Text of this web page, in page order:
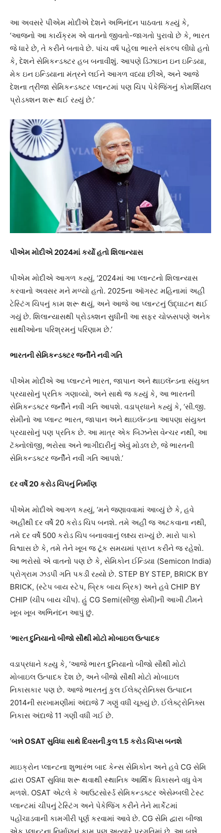
આ અવસરે પીએમ મોદીએ દેશને અભિનંદન પાઠવતા કહ્યું કે,
‘આજનો આ કાર્યક્રમ એ વાતનો જીવતો-જાગતો પુરાવો છે કે, ભારત
જે ધારે છે, તે કરીને બતાવે છે. પાંચ વર્ષ પહેલા ભારતે સંકલ્પ લીધો હતો
કે, દેશને સેમિકન્ડક્ટર હબ બનાવીશું. આપણે ડિઝાઇન ઇન ઇન્ડિયા,
મેક ઇન ઇન્ડિયાના મંત્રને લઈને આગળ વધ્યા છીએ, અને આજે
દેશના ત્રીજા સેમિકન્ડક્ટર પ્લાન્ટમાં પણ ચિપ પેકેજિંગનું કોમર્શિયલ
પ્રોડક્શન શરૂ થઈ રહ્યું છે.’
પીએમ મોદીએ 2024માં કર્યો હતો શિલાન્યાસ
પીએમ મોદીએ આગળ કહ્યું, ‘2024માં આ પ્લાન્ટનો શિલાન્યાસ
કરવાનો અવસર મને મળ્યો હતો. 2025ના ઑગસ્ટ મહિનામાં અહીં
ટેસ્ટિંગ ચિપનું કામ શરૂ થયું, અને આજે આ પ્લાન્ટનું ઉદ્ઘાટન થઈ
ગયું છે. શિલાન્યાસથી પ્રોડક્શન સુધીની આ સફર ચોક્કસપણે અનેક
સાથીઓના પરિશ્રમનું પરિણામ છે.’
ભારતની સેમિકન્ડક્ટર જર્નીને નવી ગતિ
પીએમ મોદીએ આ પ્લાન્ટને ભારત, જાપાન અને થાઇલૅન્ડના સંયુક્ત
પ્રયાસોનું પ્રતિક ગણાવ્યો, અને સાથે જ કહ્યું કે, આ ભારતની
સેમિકન્ડક્ટર જર્નીને નવી ગતિ આપશે. વડાપ્રધાને કહ્યું કે, ‘સી.જી.
સેમીનો આ પ્લાન્ટ ભારત, જાપાન અને થાઇલૅન્ડના આપણા સંયુક્ત
પ્રયાસોનું પણ પ્રતિક છે. આ માત્ર એક બિઝનેસ વેન્ચર નથી, આ
ટૅક્નોલૉજી, ભરોસા અને ભાગીદારીનું એવું મોડલ છે, જે ભારતની
સેમિકન્ડક્ટર જર્નીને નવી ગતિ આપશે.’
દર વર્ષે 20 કરોડ ચિપનું નિર્માણ
પીએમ મોદીએ આગળ કહ્યું, ‘મને જણાવવામાં આવ્યું છે કે, હવે
અહીંથી દર વર્ષે 20 કરોડ ચિપ બનશે. તમે અહીં જ અટકવાના નથી,
તમે દર વર્ષે 500 કરોડ ચિપ બનાવવાનું લક્ષ્ય રાખ્યું છે. મારો પાકો
વિશ્વાસ છે કે, તમે તેને ખૂબ જ ટૂંક સમયમાં પ્રાપ્ત કરીને જ રહેશો.
આ ભરોસો એ વાતનો પણ છે કે, સેમિકોન ઈન્ડિયા (Semicon India)
પ્રોગ્રામ ઝડપી ગતિ પકડી રહ્યો છે. STEP BY STEP, BRICK BY
BRICK, (સ્ટેપ બાય સ્ટેપ, બ્રિક બાય બ્રિક) અને હવે CHIP BY
CHIP (ચીપ બાય ચીપ). હું CG Semi(સીજી સેમી)ની આખી ટીમને
ખૂબ ખૂબ અભિનંદન આપું છું.
‘ભારત દુનિયાનો બીજો સૌથી મોટો મોબાઇલ ઉત્પાદક
વડાપ્રધાને કહ્યુ કે, ‘આજે ભારત દુનિયાનો બીજો સૌથી મોટો
મોબાઇલ ઉત્પાદક દેશ છે, અને બીજો સૌથી મોટો મોબાઇલ
નિકાસકાર પણ છે. આજે ભારતનું કુલ ઈલેક્ટ્રોનિક્સ ઉત્પાદન
2014ની સરખામણીમાં અંદાજે 7 ગણું વધી ચૂક્યું છે. ઈલેક્ટ્રોનિક્સ
નિકાસ અંદાજે 11 ગણી વધી ગઈ છે.
‘બન્ને OSAT સુવિધા સાથે દિવસની કુલ 1.5 કરોડ ચિપ્સ બનશે
માઇક્રોન પ્લાન્ટના શુભારંભ બાદ કેન્સ સેમિકોન અને હવે CG સેમિ
દ્વારા OSAT સુવિધા શરૂ થવાથી સ્થાનિક આર્થિક વિકાસને વધુ વેગ
મળશે. OSAT એટલે કે આઉટસોર્સ્ડ સેમિકન્ડક્ટર એસેમ્બલી ટેસ્ટ
પ્લાન્ટમાં ચીપનું ટેસ્ટિંગ અને પેકેજિંગ કરીને તેને માર્કેટમાં
પહોંચાડવાની કામગીરી પૂર્ણ કરવામાં આવે છે. CG સેમિ દ્વારા બીજા
એક પ્લાન્ટના નિર્માણનું કામ પણ અત્યારે પ્રગતિમાં છે. આ બન્ને